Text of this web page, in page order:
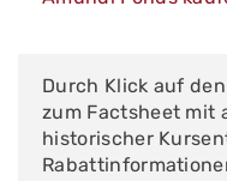
Durch Klick auf
zum Factsheet mit
historischer